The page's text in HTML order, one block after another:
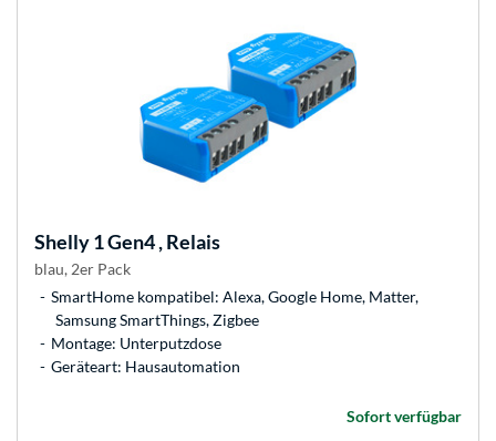
Shelly1 Gen4 , Relais
blau, 2er Pack
SmartHome kompatibel: Alexa, Google Home, Matter,
Samsung SmartThings, Zigbee
Montage: Unterputzdose
Geräteart: Hausautomation
Sofort verfügbar